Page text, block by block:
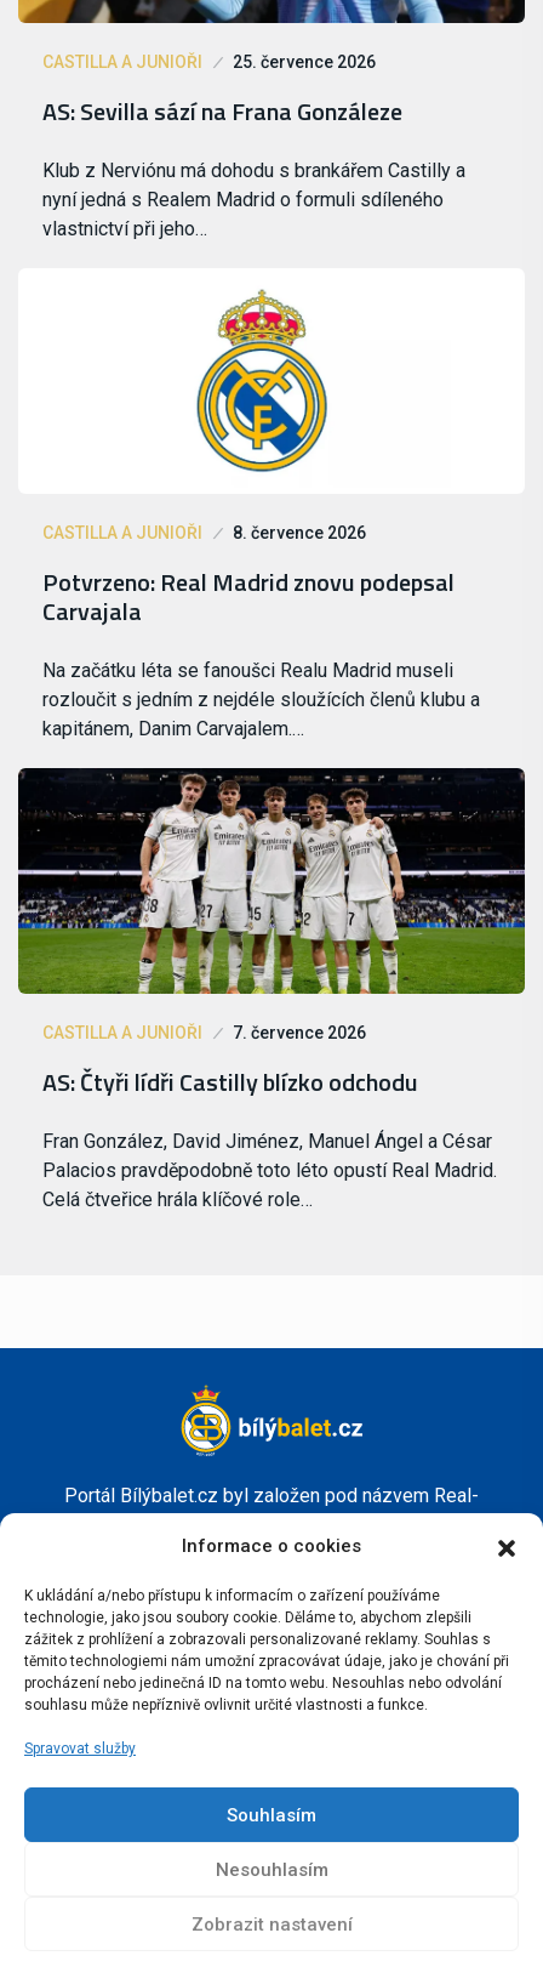
Informace o cookies
K ukládání a/nebo přístupu k informacím o zařízení používáme
technologie, jako jsou soubory cookie. Děláme to, abychom zlepšili
zážitek z prohlížení a zobrazovali personalizované reklamy. Souhlas s
těmito technologiemi nám umožní zpracovávat údaje, jako je chování při
procházení nebo jedinečná ID na tomto webu. Nesouhlas nebo odvolání
souhlasu může nepříznivě ovlivnit určité vlastnosti a funkce.
Spravovat služby
Souhlasím
Nesouhlasím
Zobrazit nastavení
CASTILLA A JUNIOŘI 25. července 2026
AS: Sevilla sází na Frana Gonzáleze
Klub z Nerviónu má dohodu s brankářem Castilly a
nyní jedná s Realem Madrid o formuli sdíleného
vlastnictví při jeho…
CASTILLA A JUNIOŘI 8. července 2026
Potvrzeno: Real Madrid znovu podepsal
Carvajala
Na začátku léta se fanoušci Realu Madrid museli
rozloučit s jedním z nejdéle sloužících členů klubu a
kapitánem, Danim Carvajalem.…
CASTILLA A JUNIOŘI 7. července 2026
AS: Čtyři lídři Castilly blízko odchodu
Fran González, David Jiménez, Manuel Ángel a César
Palacios pravděpodobně toto léto opustí Real Madrid.
Celá čtveřice hrála klíčové role…
Portál Bílýbalet.cz byl založen pod názvem Real-